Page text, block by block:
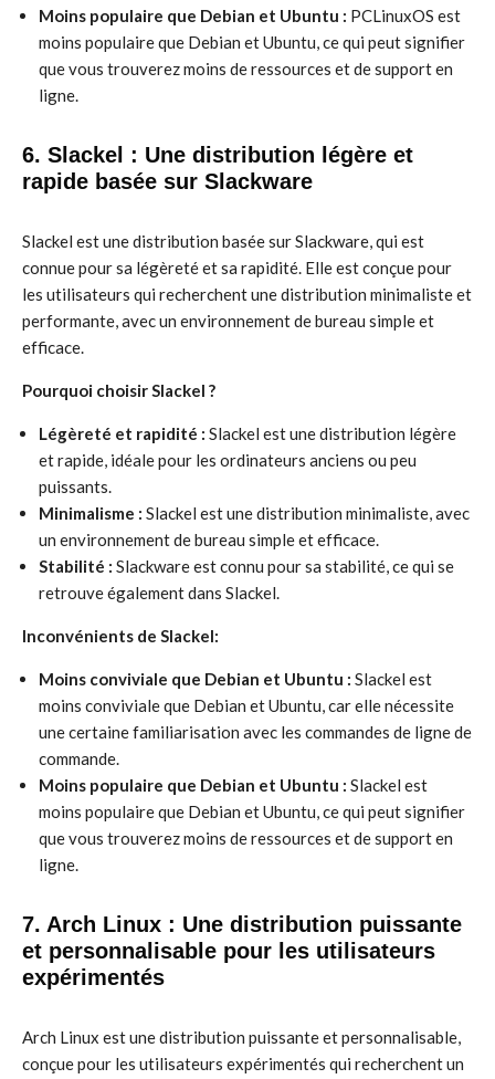
Moins populaire que Debian et Ubuntu : PCLinuxOS est
moins populaire que Debian et Ubuntu, ce qui peut signifier
que vous trouverez moins de ressources et de support en
ligne.
6. Slackel : Une distribution légère et
rapide basée sur Slackware
Slackel est une distribution basée sur Slackware, qui est
connue pour sa légèreté et sa rapidité. Elle est conçue pour
les utilisateurs qui recherchent une distribution minimaliste et
performante, avec un environnement de bureau simple et
efficace.
Pourquoi choisir Slackel ?
Légèreté et rapidité : Slackel est une distribution légère
et rapide, idéale pour les ordinateurs anciens ou peu
puissants.
Minimalisme : Slackel est une distribution minimaliste, avec
un environnement de bureau simple et efficace.
Stabilité : Slackware est connu pour sa stabilité, ce qui se
retrouve également dans Slackel.
Inconvénients de Slackel:
Moins conviviale que Debian et Ubuntu : Slackel est
moins conviviale que Debian et Ubuntu, car elle nécessite
une certaine familiarisation avec les commandes de ligne de
commande.
Moins populaire que Debian et Ubuntu : Slackel est
moins populaire que Debian et Ubuntu, ce qui peut signifier
que vous trouverez moins de ressources et de support en
ligne.
7. Arch Linux : Une distribution puissante
et personnalisable pour les utilisateurs
expérimentés
Arch Linux est une distribution puissante et personnalisable,
conçue pour les utilisateurs expérimentés qui recherchent un